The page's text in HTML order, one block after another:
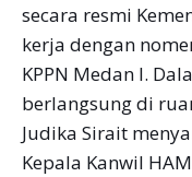
secara resmi
kerja dengan
KPPN Medan I.
berlangsung di
Judika Sirait
Kepala Kanwil